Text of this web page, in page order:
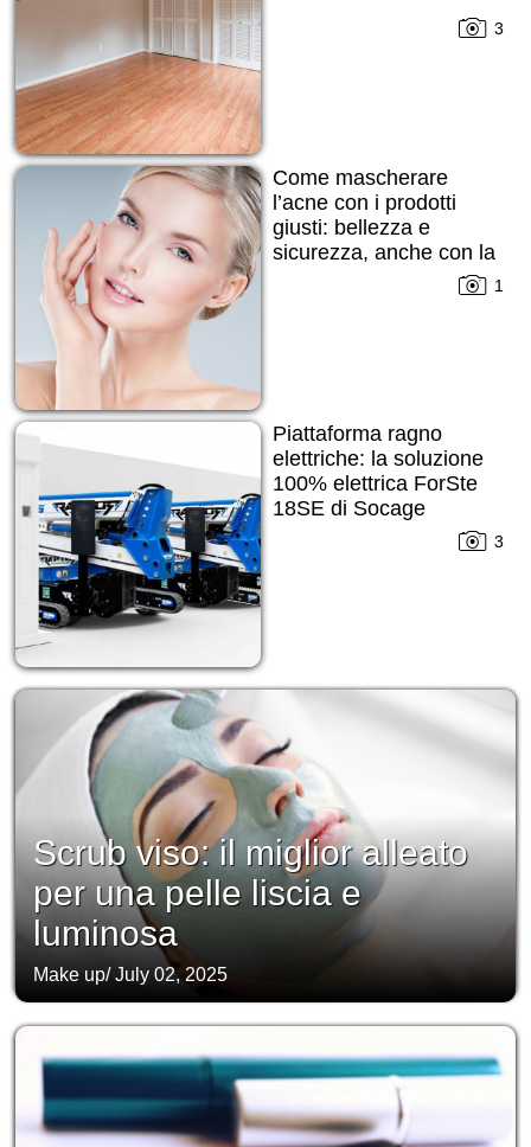
3
Come mascherare
l’acne con i prodotti
giusti: bellezza e
sicurezza, anche con la
1
Piattaforma ragno
elettriche: la soluzione
100% elettrica ForSte
18SE di Socage
3
Scrub viso: il miglior alleato
per una pelle liscia e
luminosa
Make up/July 02, 2025